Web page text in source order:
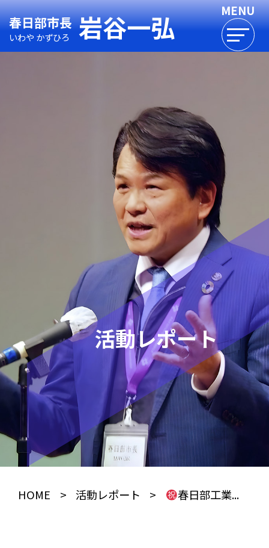
春日部市長
いわや かずひろ 岩谷一弘
活動レポート
HOME > 活動レポート > 春日部工業...